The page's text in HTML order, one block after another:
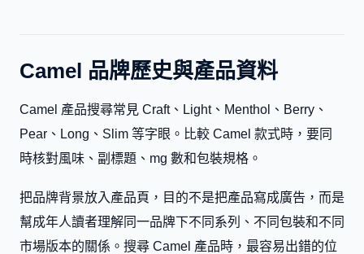
Camel 品牌歷史與產品資料
Camel 產品搜尋常見 Craft、Light、Menthol、Berry、
Pear、Long、Slim 等字眼。比較 Camel 款式時，要同
時核對風味、副標題、mg 數和包裝規格。
把品牌背景放入產品頁，目的不是把產品寫成廣告，而是
幫成年人讀者理解同一品牌下不同系列、不同包裝和不同
市場版本的關係。搜尋 Camel 產品時，最容易出錯的位